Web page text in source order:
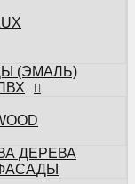
ИЗ КАМНЯ
стекла
(ЭМАЛЬ)
ДЕРЕВА